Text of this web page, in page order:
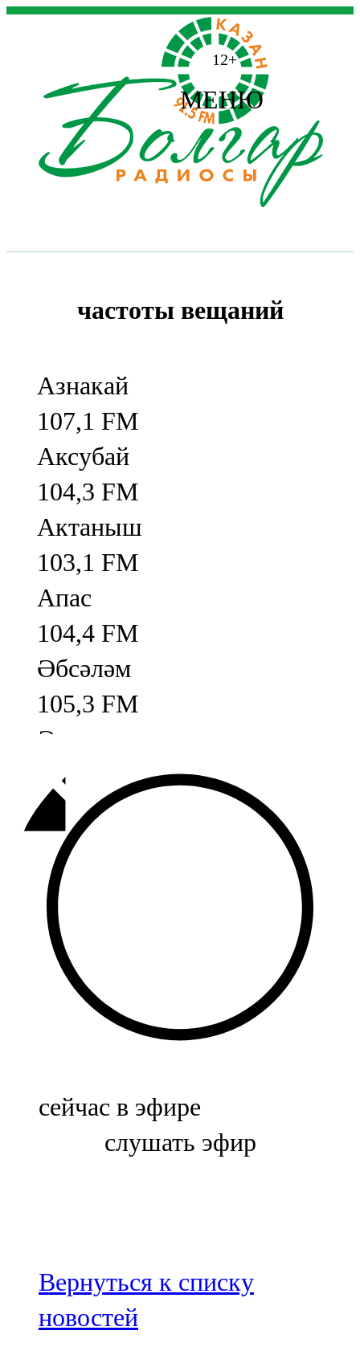
12+
МЕНЮ
частоты вещаний
Азнакай
107,1 FM
Аксубай
104,3 FM
Актаныш
103,1 FM
Апас
104,4 FM
Әбсәләм
105,3 FM
Әлмәт
92,9 FM
Базарлы матак
107,1 FM
Балык бистәсе
104,9 FM
Баулы
107,5 FM
Биләр
Болгар
100,3 FM
Зәй
106,6 FM
сейчас в эфире
слушать эфир
Вернуться к списку
новостей